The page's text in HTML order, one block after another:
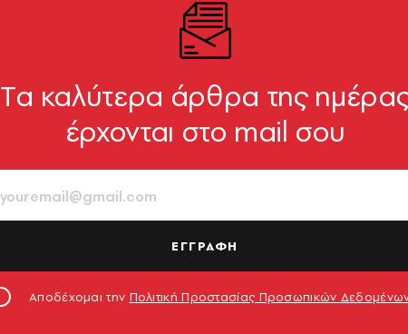
Tα καλύτερα άρθρα της
έρχονται στο mail σου
ΕΓΓΡΑΦΗ
Αποδέχομαι την Πολιτική Προστασίας Προσωπικών